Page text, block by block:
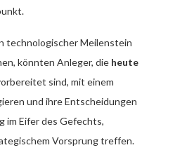
technologischer Meilenstein
könnten Anleger, die heute
sind, mit einem
und ihre Entscheidungen
im Eifer des Gefechts,
Vorsprung treffen.